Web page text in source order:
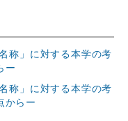
称」に対する本学の考
ー
称」に対する本学の考
からー